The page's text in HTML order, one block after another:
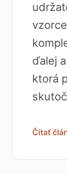
ďalej
ktorá
Čítať